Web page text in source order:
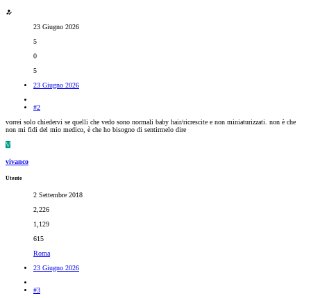
23 Giugno 2026
5
0
5
23 Giugno 2026
#2
vorrei solo chiedervi se quelli che vedo sono normali baby hair/ricrescite e non miniaturizzati. non è che
non mi fidi del mio medico, è che ho bisogno di sentirmelo dire
V
vivanco
Utente
2 Settembre 2018
2,226
1,129
615
Roma
23 Giugno 2026
#3